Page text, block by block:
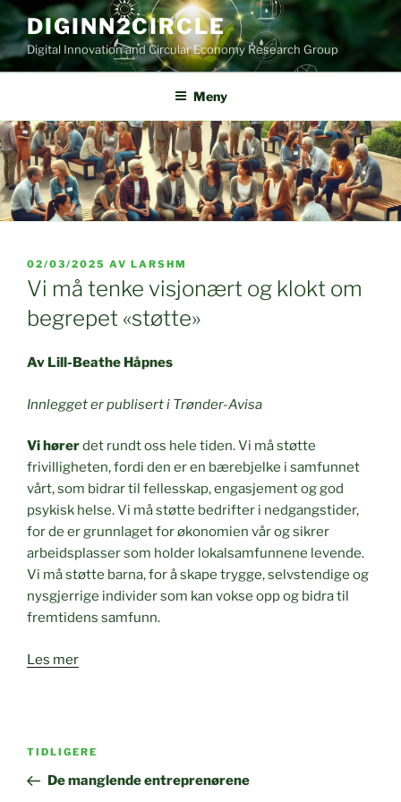
Gå
til
innhold
DIGINN2CIRCLE
Digital Innovation and Circular Economy Research Group
Meny
PUBLISERT
02/03/2025 AV LARSHM
Vi må tenke visjonært og klokt om
begrepet «støtte»
Av Lill-Beathe Håpnes
Innlegget er publisert i Trønder-Avisa
Vi hørerdet rundt oss hele tiden. Vi må støtte
frivilligheten, fordi den er en bærebjelke i samfunnet
vårt, som bidrar til fellesskap, engasjement og god
psykisk helse. Vi må støtte bedrifter i nedgangstider,
for de er grunnlaget for økonomien vår og sikrer
arbeidsplasser som holder lokalsamfunnene levende.
Vi må støtte barna, for å skape trygge, selvstendige og
nysgjerrige individer som kan vokse opp og bidra til
fremtidens samfunn.
Les mer
Innleggsnavigasjon
Forrige
innlegg
TIDLIGERE
De manglende entreprenørene